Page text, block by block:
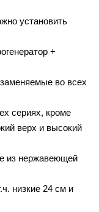
установить
+
во всех
сериях, кроме
верх и высокий
из нержавеющей
низкие 24 см и